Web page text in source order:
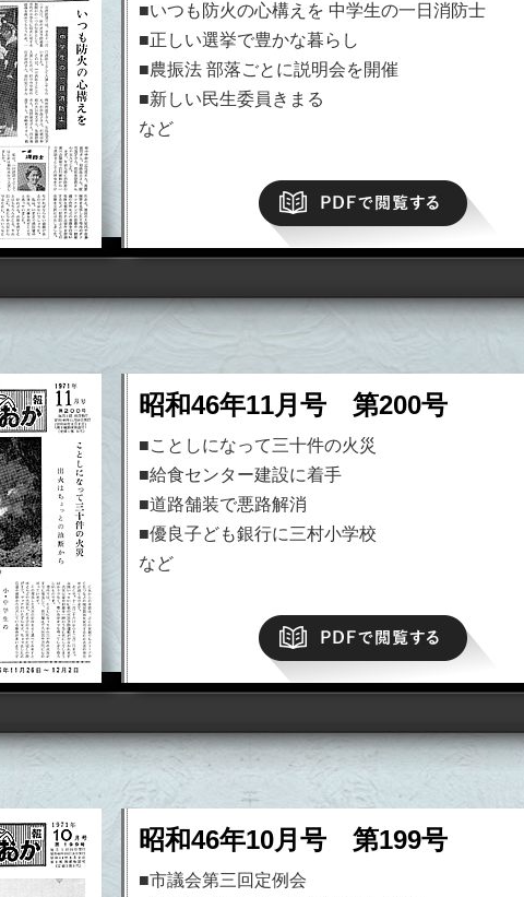
■いつも防火の心構えを 中学生の一日消防士
■正しい選挙で豊かな暮らし
■農振法 部落ごとに説明会を開催
■新しい民生委員きまる
など
昭和46年11月号 第200号
■ことしになって三十件の火災
■給食センター建設に着手
■道路舗装で悪路解消
■優良子ども銀行に三村小学校
など
昭和46年10月号 第199号
■市議会第三回定例会